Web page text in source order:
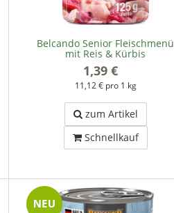
Belcando Senior Fleischmenü
mit Reis & Kürbis
1,39 €
11,12 € pro 1 kg
zum Artikel
Schnellkauf